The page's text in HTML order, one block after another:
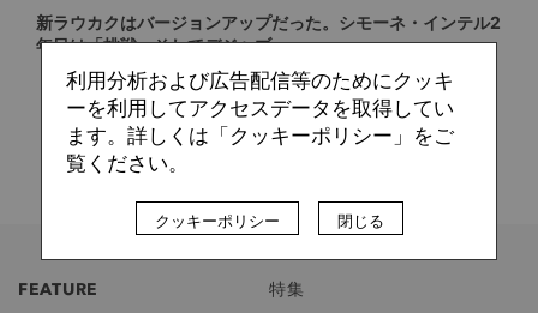
新ラウカクはバージョンアップだった。シモーネ・インテル2
年目は「挑戦、そしてデジャブ」
FEATURE
特集
利用分析および広告配信等のためにクッキ
ーを利用してアクセスデータを取得してい
ます。詳しくは「クッキーポリシー」をご
覧ください。
クッキーポリシー 閉じる